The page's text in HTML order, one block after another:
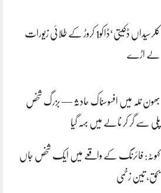
کلرسیداں ڈکیتی‘ڈاکو1 کروڑ کے طلائی زیورات
لے اڑے
بھون نلہ میں افسوسناک حادثہ — بزرگ شخص
پلی سے گر کر نالے میں بہہ گیا
کہوٹہ: فائرنگ کے واقعے میں ایک شخص جاں
بحق، تین زخمی